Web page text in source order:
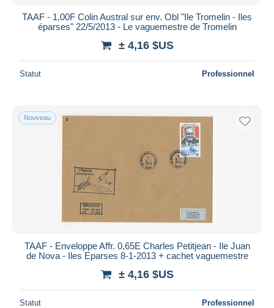
TAAF - 1,00F Colin Austral sur env. Obl "Ile Tromelin - Iles
éparses" 22/5/2013 - Le vaguemestre de Tromelin
± 4,16 $US
Statut Professionnel
Nouveau
TAAF - Enveloppe Affr. 0,65E Charles Petitjean - Ile Juan
de Nova - Iles Eparses 8-1-2013 + cachet vaguemestre
± 4,16 $US
Statut Professionnel